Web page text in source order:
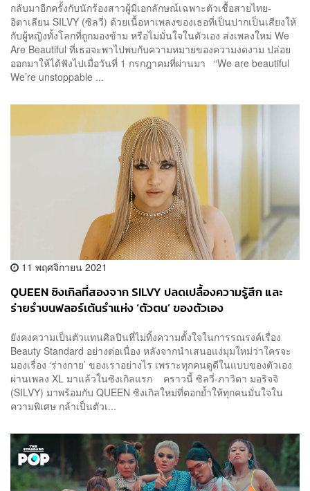
กลับมาอีกครั้งกับนักร้องสาวผู้มีเอกลักษณ์เฉพาะตัวเชื้อสายไทย-
อิตาเลียน SILVY (ซิลวี่) ด้วยเนื้อหาเพลงของเธอที่เป็นปากเป็นเสียงให้
กับผู้หญิงทั้งโลกที่ถูกมองข้าม หรือไม่มั่นใจในตัวเอง ส่งเพลงใหม่ We
Are Beautiful ที่เธอจะพาไปพบกับความหมายของความงดงาม ปล่อย
ออกมาให้ได้ฟังไปเมื่อวันที่ 1 กรกฎาคมที่ผ่านมา “We are beautiful
We’re unstoppable ...
11 พฤศจิกายน 2021
QUEEN ซิงเกิลที่สองจาก SILVY ปลดเปลื้องความรู้สึก และ
ร่ายรำบนฟลอร์เต้นรำแห่ง ‘ตัวตน’ ของตัวเอง
ยังคงความเป็นตัวแทนศิลปินที่ไม่ทิ้งความตั้งใจในการรณรงค์เรื่อง
Beauty Standard อย่างต่อเนื่อง หลังจากนำเสนอแง่มุมใหม่ว่าใครจะ
มองเรื่อง ‘ร่างกาย’ ของเราอย่างไร เพราะทุกคนดูดีในแบบของตัวเอง
ผ่านเพลง XL มาแล้วในซิงเกิลแรก คราวนี้ ซิลวี่-ภาวิดา มอริจจิ
(SILVY) มาพร้อมกับ QUEEN ซิงเกิลใหม่ที่ตอกย้ำให้ทุกคนมั่นใจใน
ความพิเศษ กล้าเป็นตัวเ...